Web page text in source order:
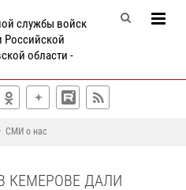
службы войск
Российской
области -
СМИ о нас
КЕМЕРОВЕ ДАЛИ